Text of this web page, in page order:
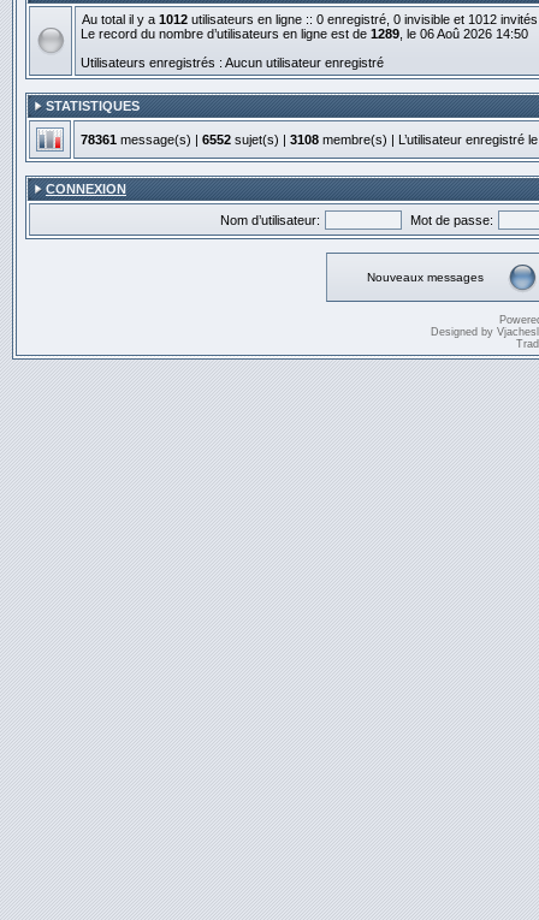
Au total il y a 1012 utilisateurs en ligne :: 0 enregistré, 0 invisible et 1012
Le record du nombre d’utilisateurs en ligne est de 1289 , le 06 Aoû 2026 14:50
Utilisateurs enregistrés : Aucun utilisateur enregistré
STATISTIQUES
78361 message(s) | 6552 sujet(s) | 3108 membre(s) | L’utilisateur enregistré
CONNEXION
Nom d’utilisateur: Mot de passe:
Nouveaux messages
Designed by